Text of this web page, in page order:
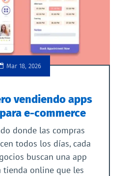
Mar 18, 2026
vendiendo apps
e-commerce
donde las compras
todos los días, cada
buscan una app
tienda online que les